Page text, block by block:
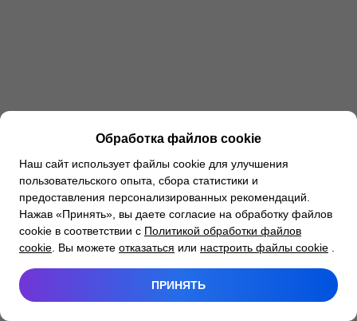
Обработка файлов cookie
Наш сайт использует файлы cookie для улучшения
пользовательского опыта, сбора статистики и
предоставления персонализированных рекомендаций.
Нажав «Принять», вы даете согласие на обработку файлов
cookie в соответствии с Политикой обработки файлов
cookie . Вы можете отказаться или настроить файлы cookie
ПРИНЯТЬ